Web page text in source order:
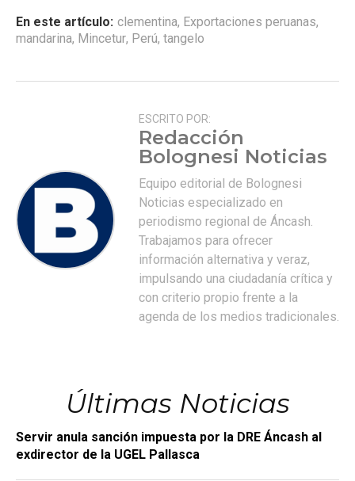
En este artículo: clementina, Exportaciones peruanas,
mandarina, Mincetur, Perú, tangelo
ESCRITO POR:
Redacción
Bolognesi Noticias
Equipo editorial de Bolognesi
Noticias especializado en
periodismo regional de Áncash.
Trabajamos para ofrecer
información alternativa y veraz,
impulsando una ciudadanía crítica y
con criterio propio frente a la
agenda de los medios tradicionales.
Últimas Noticias
Servir anula sanción impuesta por la DRE Áncash al
exdirector de la UGEL Pallasca